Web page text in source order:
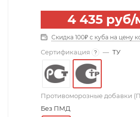
4 435руб/
Скидка 100₽ с куба на цену
Сертификация ? — ТУ
Противоморозные добавки
Без ПМД